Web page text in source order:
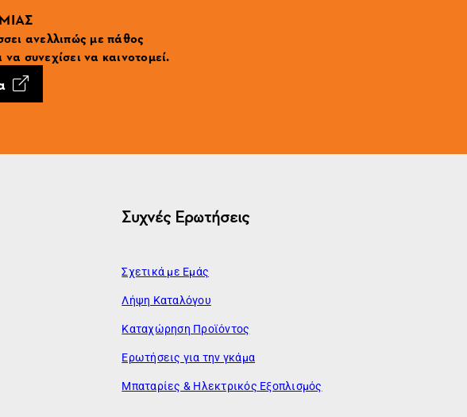
ανελλιπώς με πάθος
συνεχίσει να καινοτομεί.
Συχνές Ερωτήσεις
Σχετικά με Εμάς
Λήψη Καταλόγου
Καταχώρηση Προϊόντος
Ερωτήσεις για την γκάμα
Μπαταρίες & Ηλεκτρικός Εξοπλισμός